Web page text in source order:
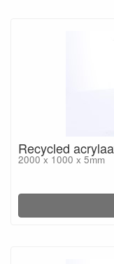
Recycled
2000 x 1000 x 5mm